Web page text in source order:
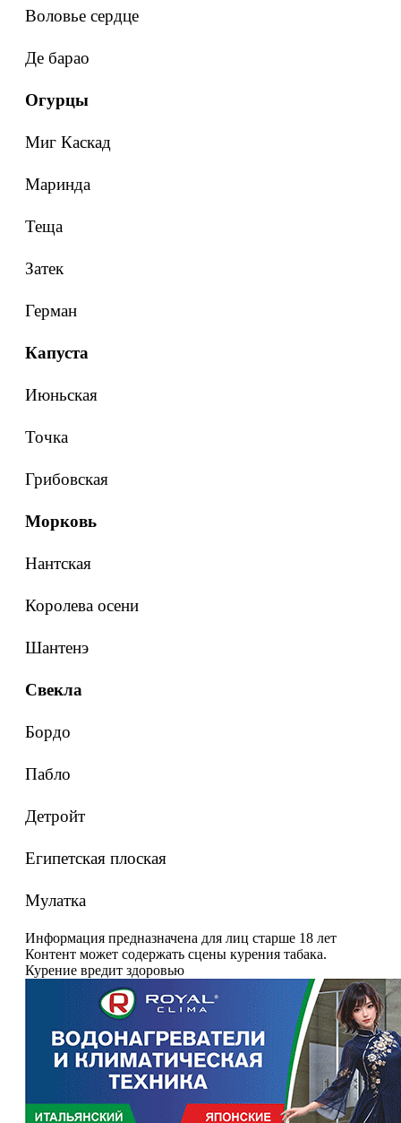
Воловье сердце
Де барао
Огурцы
Миг Каскад
Маринда
Теща
Затек
Герман
Капуста
Июньская
Точка
Грибовская
Морковь
Нантская
Королева осени
Шантенэ
Свекла
Бордо
Пабло
Детройт
Египетская плоская
Мулатка
Информация предназначена для лиц старше 18 лет
Контент может содержать сцены курения табака.
Курение вредит здоровью